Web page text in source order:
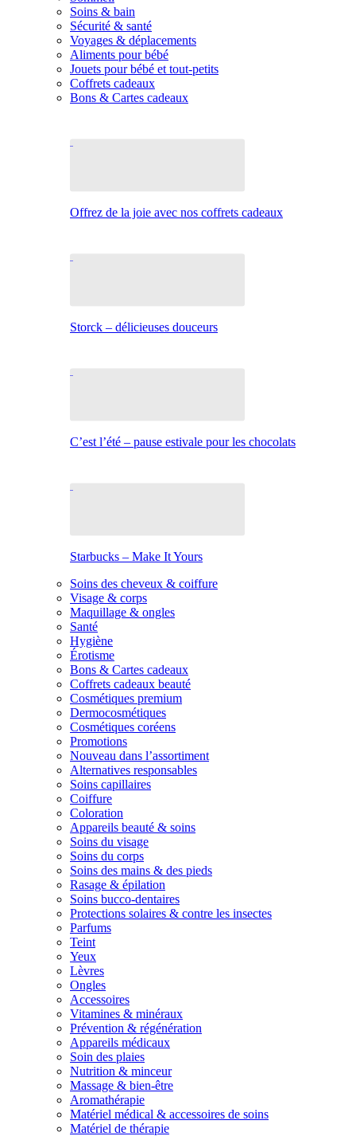
Soins & bain
Sécurité & santé
Voyages & déplacements
Aliments pour bébé
Jouets pour bébé et tout-petits
Coffrets cadeaux
Bons & Cartes cadeaux
Offrez de la joie avec nos coffrets cadeaux
Storck – délicieuses douceurs
C’est l’été – pause estivale pour les chocolats
Starbucks – Make It Yours
Soins des cheveux & coiffure
Visage & corps
Maquillage & ongles
Santé
Hygiène
Érotisme
Bons & Cartes cadeaux
Coffrets cadeaux beauté
Cosmétiques premium
Dermocosmétiques
Cosmétiques coréens
Promotions
Nouveau dans l’assortiment
Alternatives responsables
Soins capillaires
Coiffure
Coloration
Appareils beauté & soins
Soins du visage
Soins du corps
Soins des mains & des pieds
Rasage & épilation
Soins bucco-dentaires
Protections solaires & contre les insectes
Parfums
Teint
Yeux
Lèvres
Ongles
Accessoires
Vitamines & minéraux
Prévention & régénération
Appareils médicaux
Soin des plaies
Nutrition & minceur
Massage & bien-être
Aromathérapie
Matériel médical & accessoires de soins
Matériel de thérapie